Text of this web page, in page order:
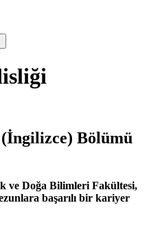
(İngilizce) Bölümü
ve Doğa Bilimleri Fakültesi,
başarılı bir kariyer